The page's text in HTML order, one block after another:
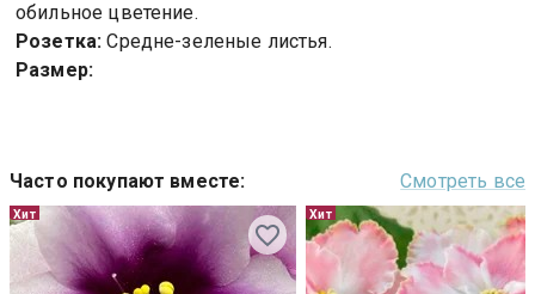
обильное цветение.
Розетка: Средне-зеленые листья.
Размер:
Часто покупают вместе: Смотреть все
Хит Хит